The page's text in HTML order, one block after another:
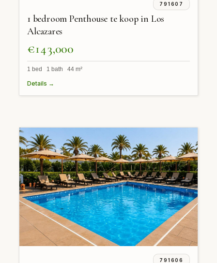
791607
1 bedroom Penthouse te koop in Los
Alcazares
€143,000
1 bed 1 bath 44 m²
Details →
791606